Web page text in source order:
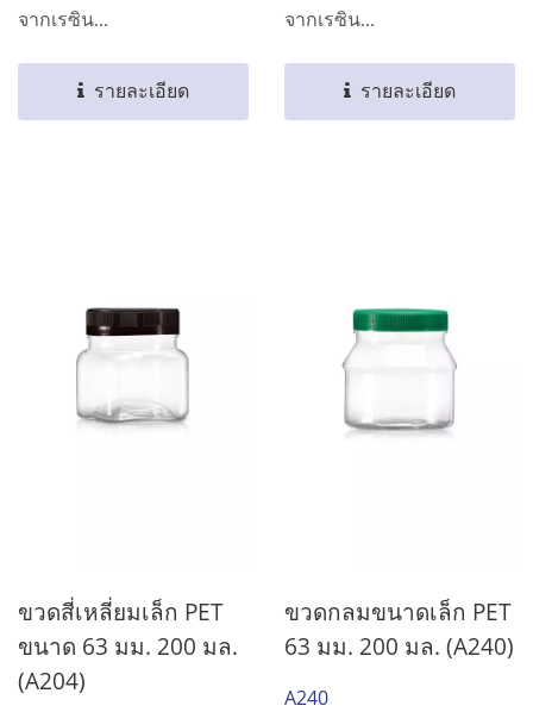
จากเรซิน...
รายละเอียด
จากเรซิน...
รายละเอียด
ขวดสี่เหลี่ยมเล็ก PET
ขนาด 63 มม. 200 มล.
(A204)
ขวดกลมขนาดเล็ก PET
63 มม. 200 มล. (A240)
A240